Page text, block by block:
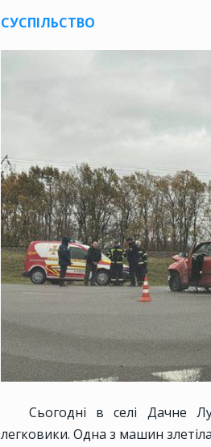
СУСПІЛЬСТВО
Сьогодні в селі Дачне
легковики. Одна з машин